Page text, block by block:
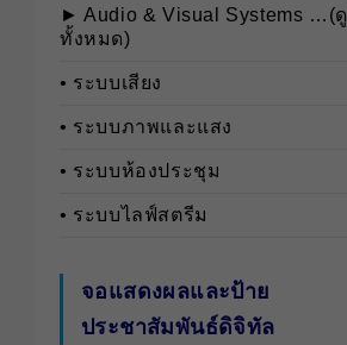
► Audio & Visual Systems …(ดู
ทั้งหมด)
• ระบบเสียง
• ระบบภาพและแสง
• ระบบห้องประชุม
• ระบบไลฟ์สตรีม
จอแสดงผลและป้าย
ประชาสัมพันธ์ดิจิทัล